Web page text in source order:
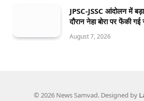
JPSC-JSSC आंदोलन में
दौरान नेहा बोरा पर फेंकी गई
August 7, 2026
© 2026 News Samvad. Designed by